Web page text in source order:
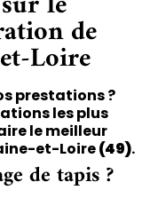
de
Loire
prestations ?
les plus
le meilleur
et-Loire(49).
de tapis ?